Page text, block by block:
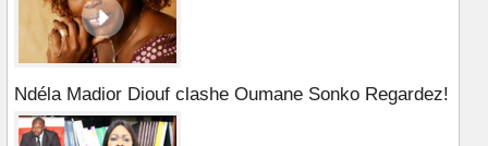
Ndéla Madior Diouf clashe Oumane Sonko Regardez!